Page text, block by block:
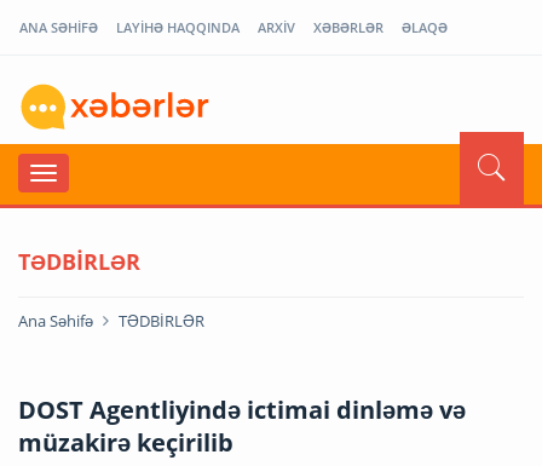
ANA SƏHİFƏ LAYİHƏ HAQQINDA ARXİV XƏBƏRLƏR ƏLAQƏ
TƏDBİRLƏR
Ana Səhifə TƏDBİRLƏR
DOST Agentliyində ictimai dinləmə və
müzakirə keçirilib